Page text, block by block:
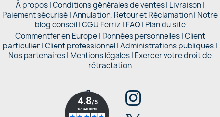
À propos|Conditions générales de ventes| Livraison|
Paiement sécurisé|Annulation, Retour et Réclamation| Notre
blog conseil|CGU Ferriz | FAQ | Plan du site
Commentfer en Europe| Données personnelles|Client
particulier|Client professionnel|Administrations publiques|
Nos partenaires | Mentions légales| Exercer votre droit de
rétractation